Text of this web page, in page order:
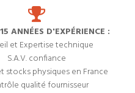
ANNÉES D'EXPÉRIENCE :
et Expertise technique
S.A.V. confiance
stocks physiques en France
qualité fournisseur